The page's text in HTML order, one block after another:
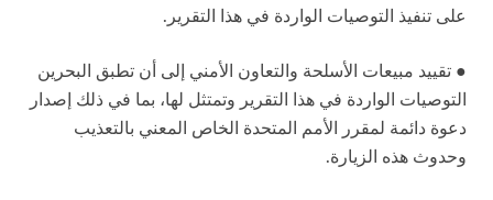
على تنفيذ التوصيات الواردة في هذا التقرير.
● تقييد مبيعات الأسلحة والتعاون الأمني إلى أن تطبق البحرين
التوصيات الواردة في هذا التقرير وتمتثل لها، بما في ذلك إصدار
دعوة دائمة لمقرر الأمم المتحدة الخاص المعني بالتعذيب
وحدوث هذه الزيارة.